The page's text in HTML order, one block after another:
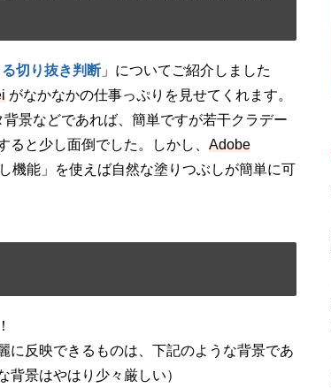
切り抜き判断」についてご紹介しました
がなかなかの仕事っぷりを見せてくれます。
景などであれば、簡単ですが若干クラデー
と少し面倒でした。しかし、 Adobe
機能」を使えば自然な塗りつぶしが簡単に可
に反映できるものは、下記のような背景であ
景はやはり少々厳しい）